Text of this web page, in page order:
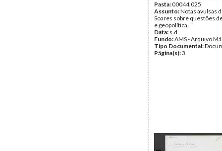
Pasta:00044.025
Assunto:Notas avulsas
Soares sobre questões
e geopolítica.
Data: s.d.
Fundo:AMS - Arquivo
Tipo Documental:
Página(s):3